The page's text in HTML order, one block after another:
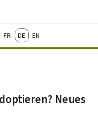
FrançaisDeutschEnglish
Neues